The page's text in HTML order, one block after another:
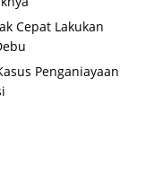
Cepat Lakukan
Penganiayaan